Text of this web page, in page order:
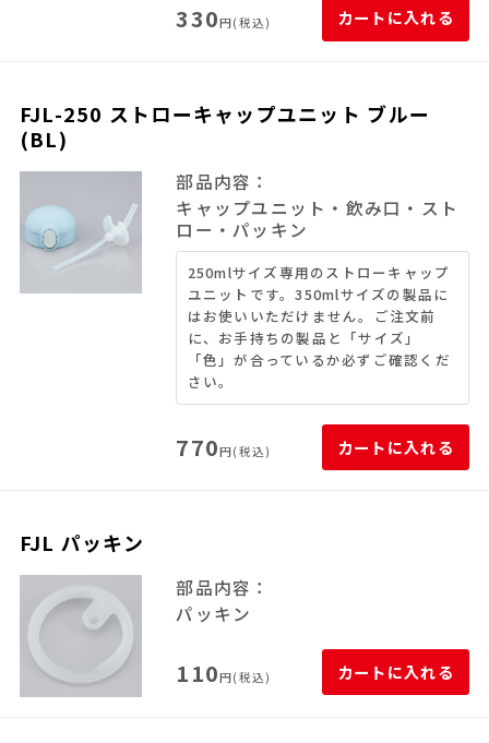
330円(税込) カートに入れる
FJL-250 ストローキャップユニット ブルー
(BL)
部品内容：
キャップユニット・飲み口・スト
ロー・パッキン
250mlサイズ専用のストローキャップ
ユニットです。350mlサイズの製品に
はお使いいただけません。ご注文前
に、お手持ちの製品と「サイズ」
「色」が合っているか必ずご確認くだ
さい。
770円(税込) カートに入れる
FJL パッキン
部品内容：
パッキン
110円(税込) カートに入れる